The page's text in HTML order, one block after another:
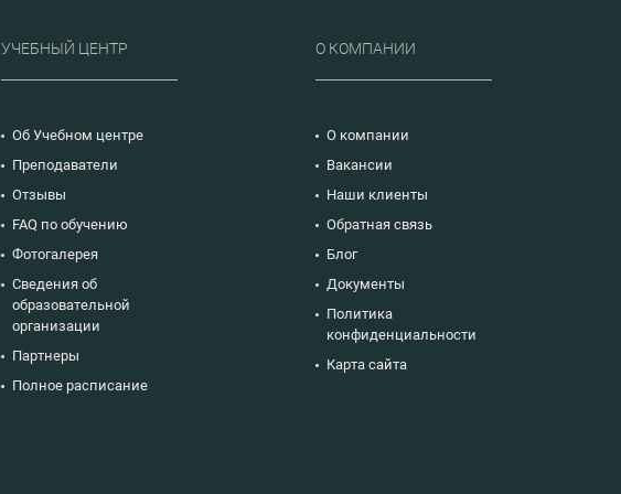
УЧЕБНЫЙ ЦЕНТР
Об Учебном центре
Преподаватели
Отзывы
FAQ по обучению
Фотогалерея
Сведения об
образовательной
организации
Партнеры
Полное расписание
О КОМПАНИИ
О компании
Вакансии
Наши клиенты
Обратная связь
Блог
Документы
Политика
конфиденциальности
Карта сайта